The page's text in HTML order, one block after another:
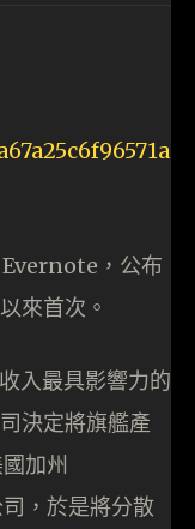
Evernote，公布
來首次。
入最具影響力的
決定將旗艦產
加州
，於是將分散